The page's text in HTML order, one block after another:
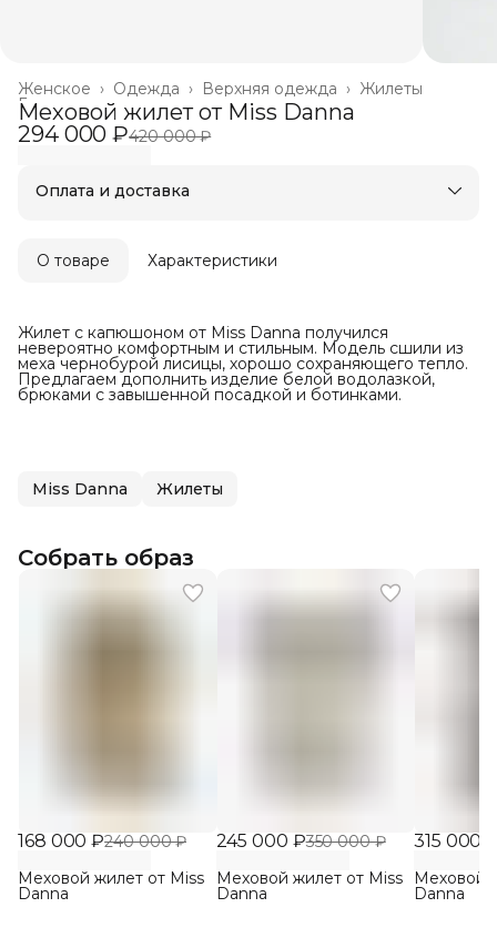
Жилеты
Верхняя одежда ›
Одежда ›
Женское ›
Главная ›
Меховой жилет от Miss Danna
294 000 ₽420 000 ₽
Оплата и доставка
Оплата после примерки
О товаре Характеристики
Жилет с капюшоном от Miss Danna получился
невероятно комфортным и стильным. Модель сшили из
меха чернобурой лисицы, хорошо сохраняющего тепло.
Предлагаем дополнить изделие белой водолазкой,
брюками с завышенной посадкой и ботинками.
Miss Danna Жилеты
Собрать образ
168 000 ₽240 000 ₽
Меховой жилет от Miss
Danna
245 000 ₽350 000 ₽
Меховой жилет от Miss
Danna
315 000
Меховой
Danna